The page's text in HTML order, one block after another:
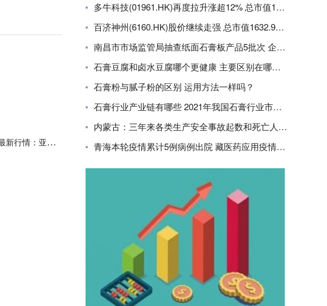
亚洲芯片股最新行情：亚洲芯片股上涨，隔夜英伟达股价飙升
多牛科技(01961.HK)再度拉升涨超12% 总市值11.8亿港元
百济神州(6160.HK)股价继续走强 总市值1632.94亿港元
南昌市市场监管局抽查纸面石膏板产品5批次 企业合格率80%
石膏豆腐和卤水豆腐哪个更健康 主要区别在哪里？
石膏粉与腻子粉的区别 运用方法一样吗？
石膏行业产业链有哪些 2021年我国石膏行业市场现状分析
内蒙古：三年来各类生产安全事故起数和死亡人数同比下降
青海本轮疫情累计5例病例出院 藏医药应用疫情防控